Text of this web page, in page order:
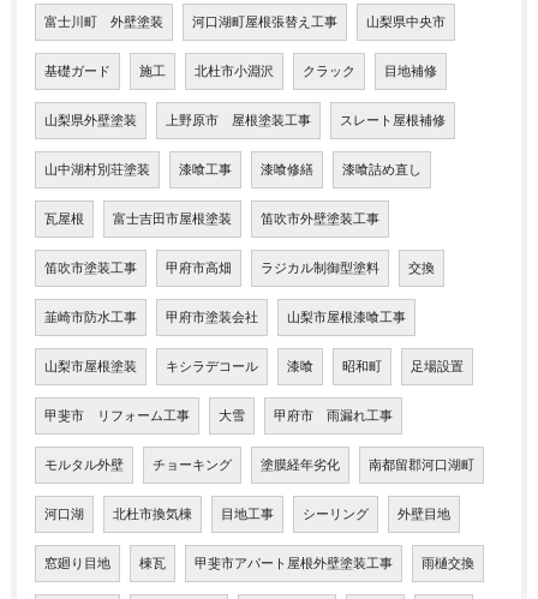
富士川町 外壁塗装 河口湖町屋根張替え工事 山梨県中央市
基礎ガード 施工 北杜市小淵沢 クラック 目地補修
山梨県外壁塗装 上野原市 屋根塗装工事 スレート屋根補修
山中湖村別荘塗装 漆喰工事 漆喰修繕 漆喰詰め直し
瓦屋根 富士吉田市屋根塗装 笛吹市外壁塗装工事
笛吹市塗装工事 甲府市高畑 ラジカル制御型塗料 交換
韮崎市防水工事 甲府市塗装会社 山梨市屋根漆喰工事
山梨市屋根塗装 キシラデコール 漆喰 昭和町 足場設置
甲斐市 リフォーム工事 大雪 甲府市 雨漏れ工事
モルタル外壁 チョーキング 塗膜経年劣化 南都留郡河口湖町
河口湖 北杜市換気棟 目地工事 シーリング 外壁目地
窓廻り目地 棟瓦 甲斐市アパート屋根外壁塗装工事 雨樋交換